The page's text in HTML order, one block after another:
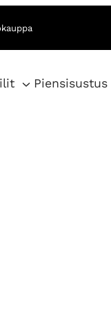
Piensisustus